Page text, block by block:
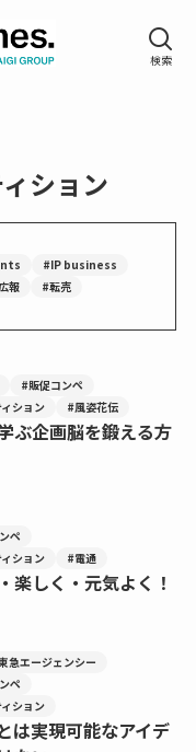
ション
#IP business
報 #転売
#販促コンペ
ション
#風姿花伝
ぶ企画脳を鍛える方
ペ
ション
#電通
楽しく・元気よく！
急エージェンシー
ペ
ション
は実現可能なアイデ